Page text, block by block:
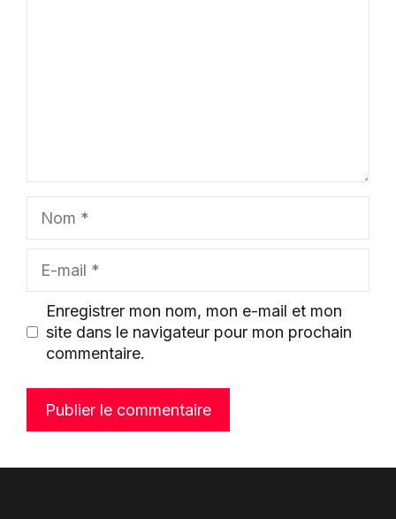
mail
Enregistrer mon nom, mon e-mail et mon
site dans le navigateur pour mon prochain
commentaire.